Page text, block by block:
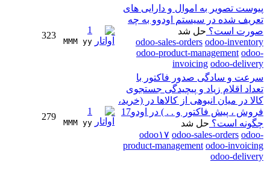
پیوست تصویر به اموال و دارایی های
تعریف شده در سیستم اودوو به چه
صورت است؟ حل شد
odoo-sales-orders odoo-inventory
odoo-product-management odoo-
invoicing odoo-delivery
1
MMM yy
323
سرعت و سادگی صدور فاکتور با
تعداد اقلام زیاد و پیچیدگی جستجوی
کالا در میان انبوهی از کالاها در (خرید،
فروش ، پیش فاکتور و . . ) در اودو17
چگونه است؟ حل شد
odoo۱۷ odoo-sales-orders odoo-
product-management odoo-invoicing
odoo-delivery
1
MMM yy
279